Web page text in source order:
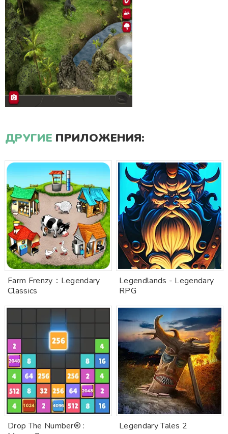
ДРУГИЕ ПРИЛОЖЕНИЯ:
Farm Frenzy：Legendary
Classics
Legendlands - Legendary
RPG
Drop The Number® :
Legendary Tales 2